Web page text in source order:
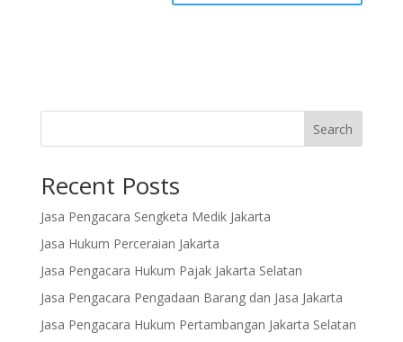
Search
Recent Posts
Jasa Pengacara Sengketa Medik Jakarta
Jasa Hukum Perceraian Jakarta
Jasa Pengacara Hukum Pajak Jakarta Selatan
Jasa Pengacara Pengadaan Barang dan Jasa Jakarta
Jasa Pengacara Hukum Pertambangan Jakarta Selatan